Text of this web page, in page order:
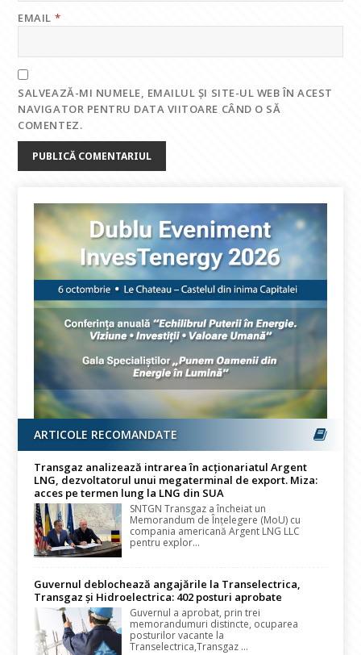
EMAIL *
SALVEAZĂ-MI NUMELE, EMAILUL ȘI SITE-UL WEB ÎN ACEST
NAVIGATOR PENTRU DATA VIITOARE CÂND O SĂ
COMENTEZ.
ARTICOLE RECOMANDATE
Transgaz analizează intrarea în acționariatul Argent
LNG, dezvoltatorul unui megaterminal de export. Miza:
acces pe termen lung la LNG din SUA
SNTGN Transgaz a încheiat un
Memorandum de Înțelegere (MoU) cu
compania americană Argent LNG LLC
pentru explor...
Guvernul deblochează angajările la Transelectrica,
Transgaz și Hidroelectrica: 402 posturi aprobate
Guvernul a aprobat, prin trei
memorandumuri distincte, ocuparea
posturilor vacante la
Transelectrica,Transgaz ...